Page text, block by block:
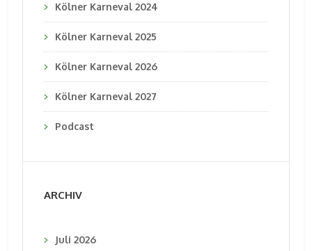
Kölner Karneval 2024
Kölner Karneval 2025
Kölner Karneval 2026
Kölner Karneval 2027
Podcast
ARCHIV
Juli 2026